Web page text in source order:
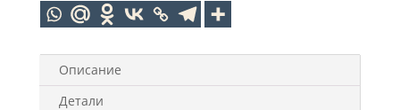
Описание
Детали